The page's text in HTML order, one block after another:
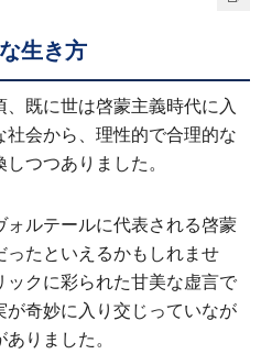
生き方
既に世は啓蒙主義時代に入
会から、理性的で合理的な
つつありました。
ォルテールに代表される啓蒙
ったといえるかもしれませ
ックに彩られた甘美な虚言で
奇妙に入り交じっていなが
りました。